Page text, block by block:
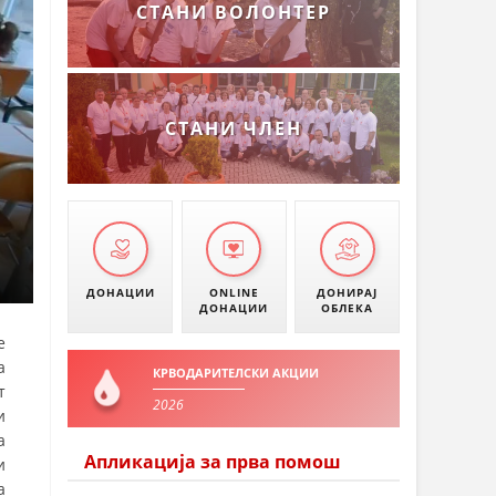
СТАНИ ВОЛОНТЕР
СТАНИ ЧЛЕН
ДОНАЦИИ
ONLINE
ДОНАЦИИ
ДОНИРАЈ
ОБЛЕКА
КРВОДАРИТЕЛСКИ АКЦИИ
2026
Апликација за прва помош